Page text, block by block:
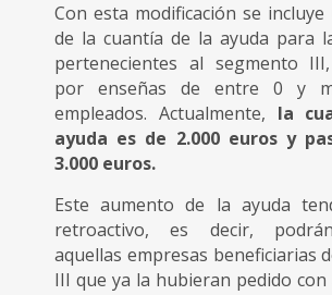
Con esta modificación se
de la cuantía de la ayuda para
pertenecientes al segmento
por enseñas de entre 0 y
empleados. Actualmente, la
ayuda es de 2.000 euros y
3.000 euros.
Este aumento de la ayuda
retroactivo, es decir,
aquellas empresas beneficiarias
III que ya la hubieran pedido